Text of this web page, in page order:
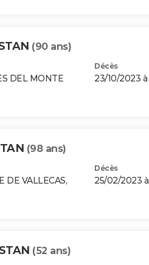
(90 ans)
DEL MONTE
Décès
23/10/2023 à
(98 ans)
DE VALLECAS,
Décès
25/02/2023 à
(52 ans)